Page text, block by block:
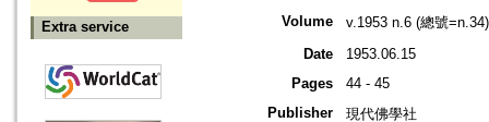
Extra service
Volume
v.1953 n.6 (總號=n.34)
Date
1953.06.15
Pages
44 - 45
Publisher
現代佛學社